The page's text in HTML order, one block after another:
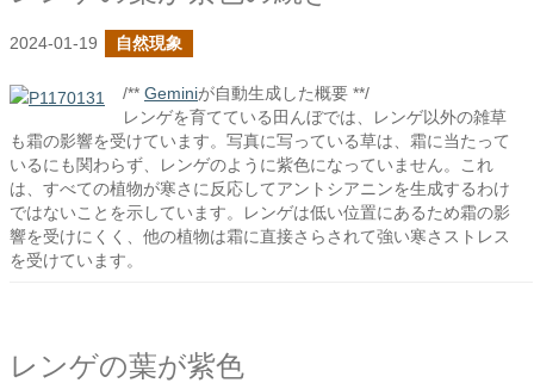
2024-01-19 自然現象
/** Geminiが自動生成した概要 **/
レンゲを育てている田んぼでは、レンゲ以外の雑草
も霜の影響を受けています。写真に写っている草は、霜に当たって
いるにも関わらず、レンゲのように紫色になっていません。これ
は、すべての植物が寒さに反応してアントシアニンを生成するわけ
ではないことを示しています。レンゲは低い位置にあるため霜の影
響を受けにくく、他の植物は霜に直接さらされて強い寒さストレス
を受けています。
レンゲの葉が紫色